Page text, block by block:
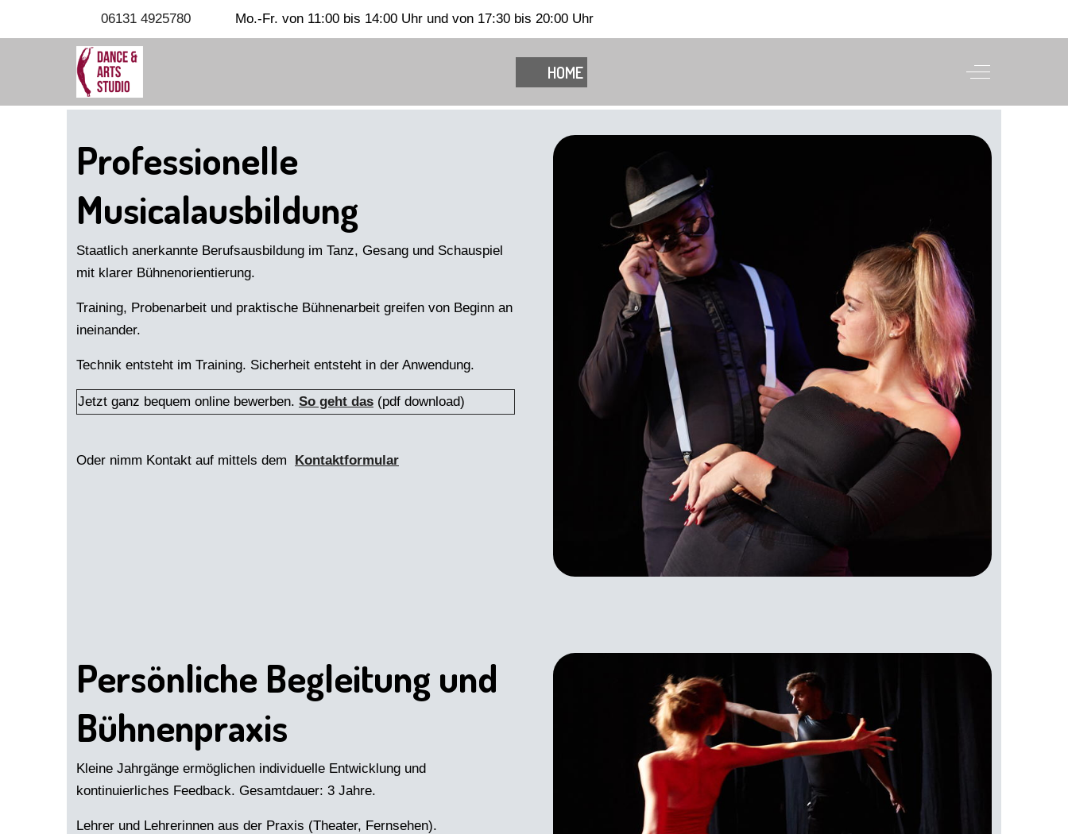
06131 4925780 Mo.-Fr. von 11:00 bis 14:00 Uhr und von 17:30 bis 20:00 Uhr
HOME Off-Canvas
Professionelle
Musicalausbildung
Staatlich anerkannte Berufsausbildung im Tanz, Gesang und Schauspiel
mit klarer Bühnenorientierung.
Training, Probenarbeit und praktische Bühnenarbeit greifen von Beginn an
ineinander.
Technik entsteht im Training. Sicherheit entsteht in der Anwendung.
Jetzt ganz bequem online bewerben. So geht das (pdf download)
Oder nimm Kontakt auf mittels dem Kontaktformular
Persönliche Begleitung und
Bühnenpraxis
Kleine Jahrgänge ermöglichen individuelle Entwicklung und
kontinuierliches Feedback. Gesamtdauer: 3 Jahre.
Lehrer und Lehrerinnen aus der Praxis (Theater, Fernsehen).